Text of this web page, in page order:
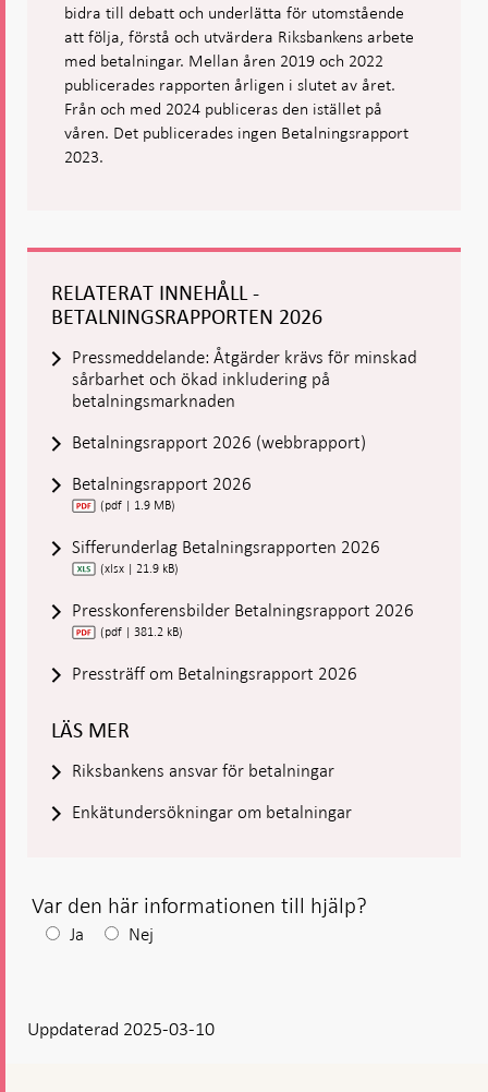
bidra till debatt och underlätta för utomstående
att följa, förstå och utvärdera Riksbankens arbete
med betalningar. Mellan åren 2019 och 2022
publicerades rapporten årligen i slutet av året.
Från och med 2024 publiceras den istället på
våren. Det publicerades ingen Betalningsrapport
2023.
RELATERAT INNEHÅLL -
BETALNINGSRAPPORTEN 2026
Pressmeddelande: Åtgärder krävs för minskad
sårbarhet och ökad inkludering på
betalningsmarknaden
Betalningsrapport 2026 (webbrapport)
Betalningsrapport 2026
(pdf | 1.9 MB)
Sifferunderlag Betalningsrapporten 2026
(xlsx | 21.9 kB)
Presskonferensbilder Betalningsrapport 2026
(pdf | 381.2 kB)
Pressträff om Betalningsrapport 2026
LÄS MER
Riksbankens ansvar för betalningar
Enkätundersökningar om betalningar
Var den här informationen till hjälp?
Efter
visas
Ja Nej
Uppdaterad 2025-03-10